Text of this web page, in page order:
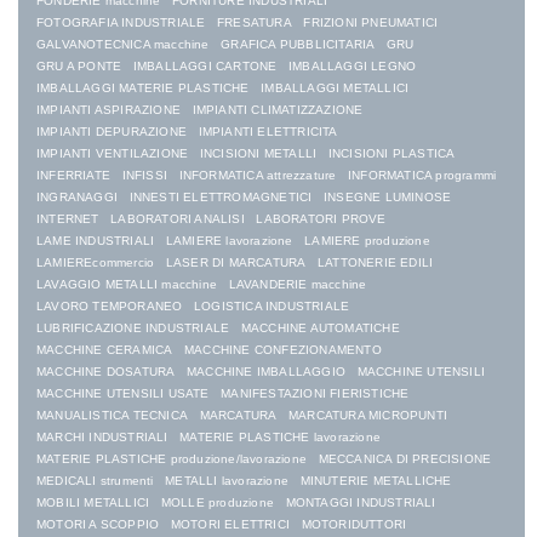
FOTOGRAFIA INDUSTRIALE
FRESATURA
FRIZIONI PNEUMATICI
GALVANOTECNICA macchine
GRAFICA PUBBLICITARIA
GRU
GRU A PONTE
IMBALLAGGI CARTONE
IMBALLAGGI LEGNO
IMBALLAGGI MATERIE PLASTICHE
IMBALLAGGI METALLICI
IMPIANTI ASPIRAZIONE
IMPIANTI CLIMATIZZAZIONE
IMPIANTI DEPURAZIONE
IMPIANTI ELETTRICITA
IMPIANTI VENTILAZIONE
INCISIONI METALLI
INCISIONI PLASTICA
INFERRIATE
INFISSI INFORMATICA attrezzature
INFORMATICA programmi
INGRANAGGI
INNESTI ELETTROMAGNETICI
INSEGNE LUMINOSE
INTERNET
LABORATORI ANALISI
LABORATORI PROVE
LAME INDUSTRIALI
LAMIERE lavorazione
LAMIERE produzione
LAMIEREcommercio
LASER DI MARCATURA
LATTONERIE EDILI
LAVAGGIO METALLI macchine
LAVANDERIE macchine
LAVORO TEMPORANEO
LOGISTICA INDUSTRIALE
LUBRIFICAZIONE INDUSTRIALE
MACCHINE AUTOMATICHE
MACCHINE CERAMICA
MACCHINE CONFEZIONAMENTO
MACCHINE DOSATURA
MACCHINE IMBALLAGGIO
MACCHINE UTENSILI
MACCHINE UTENSILI USATE
MANIFESTAZIONI FIERISTICHE
MANUALISTICA TECNICA
MARCATURA
MARCATURA MICROPUNTI
MARCHI INDUSTRIALI
MATERIE PLASTICHE lavorazione
MATERIE PLASTICHE produzione/lavorazione
MECCANICA DI PRECISIONE
MEDICALI strumenti
METALLI lavorazione
MINUTERIE METALLICHE
MOBILI METALLICI
MOLLE produzione
MONTAGGI INDUSTRIALI
MOTORI A SCOPPIO
MOTORI ELETTRICI
MOTORIDUTTORI